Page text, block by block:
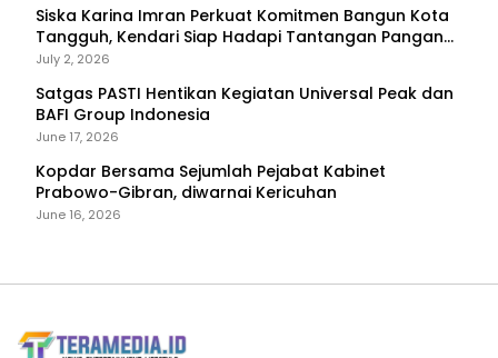
Siska Karina Imran Perkuat Komitmen Bangun Kota
Tangguh, Kendari Siap Hadapi Tantangan Pangan
dan Bencana
July 2, 2026
Satgas PASTI Hentikan Kegiatan Universal Peak dan
BAFI Group Indonesia
June 17, 2026
Kopdar Bersama Sejumlah Pejabat Kabinet
Prabowo-Gibran, diwarnai Kericuhan
June 16, 2026